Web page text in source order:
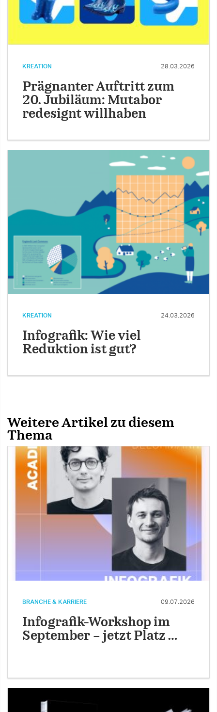
KREATION 28.03.2026
Prägnanter Auftritt zum
20. Jubiläum: Mutabor
redesignt willhaben
KREATION 24.03.2026
Infografik: Wie viel
Reduktion ist gut?
Weitere Artikel zu diesem
Thema
BRANCHE & KARRIERE 09.07.2026
Infografik-Workshop im
September – jetzt Platz …